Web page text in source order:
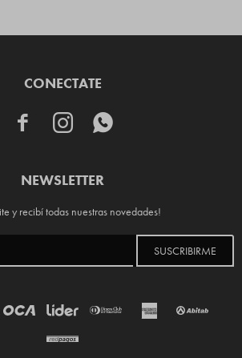
CONECTATE
  
NEWSLETTER
y recibí todas nuestras novedades!
SUSCRIBIRME